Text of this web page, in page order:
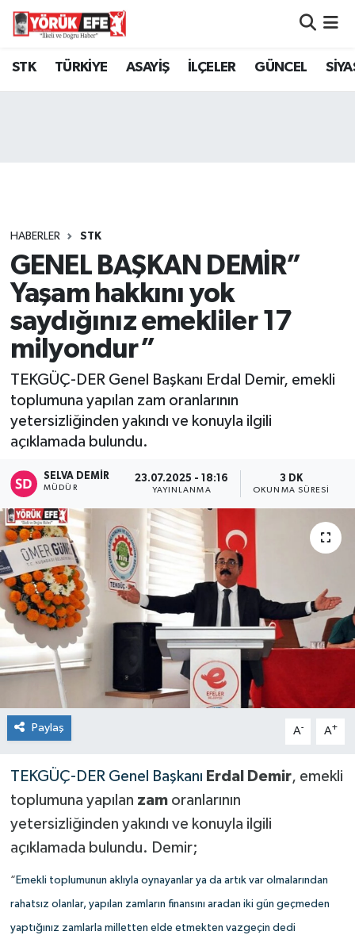
STK TÜRKİYE ASAYİŞ İLÇELER GÜNCEL
HABERLER STK
GENEL BAŞKAN DEMİR”
Yaşam hakkını yok
saydığınız emekliler 17
milyondur”
TEKGÜÇ-DER Genel Başkanı Erdal Demir, emekli
toplumuna yapılan zam oranlarının
yetersizliğinden yakındı ve konuyla ilgili
açıklamada bulundu.
SELVA DEMIR
MÜDÜR
23.07.2025 - 18:16
YAYINLANMA
3 DK
OKUNMA SÜRESI
Paylaş A- A+
TEKGÜÇ-DER Genel Başkanı Erdal Demir, emekli
toplumuna yapılan zamoranlarının
yetersizliğinden yakındı ve konuyla ilgili
açıklamada bulundu. Demir;
“ Emekli toplumunun aklıyla oynayanlar ya da artık var olmalarından
rahatsız olanlar, yapılan zamların finansını aradan iki gün geçmeden
yaptığınız zamlarla milletten elde etmekten vazgeçin dedi
Aydın Nöbetçi Eczaneler
Tüm Manşetler
Son Dakika Haberleri
Haber Arşivi